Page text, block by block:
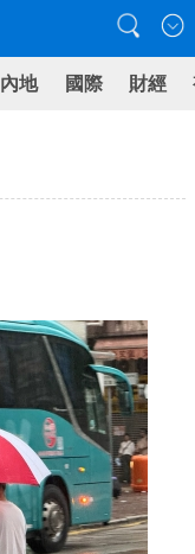
內地 國際 財經